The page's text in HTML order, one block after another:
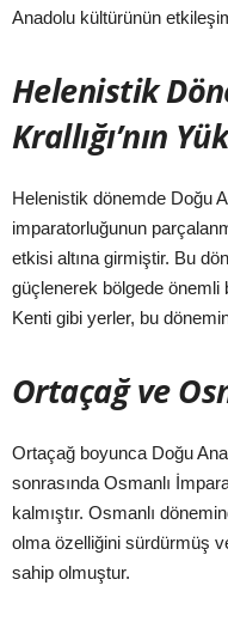
Anadolu kültürünün
Helenistik
Krallığı’nın
Helenistik dönemde Doğu
imparatorluğunun
etkisi altına girmiştir. Bu
güçlenerek bölgede önemli
Kenti gibi yerler, bu
Ortaçağ ve
Ortaçağ boyunca Doğu
sonrasında Osmanlı
kalmıştır. Osmanlı
olma özelliğini sürdürmüş
sahip olmuştur.